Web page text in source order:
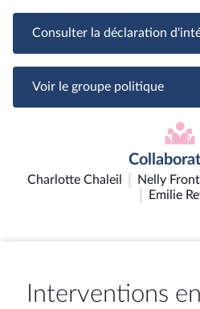
Consulter la déclaration
Voir le groupe politique
Charlotte Chaleil Nelly
Emilie
Interventions